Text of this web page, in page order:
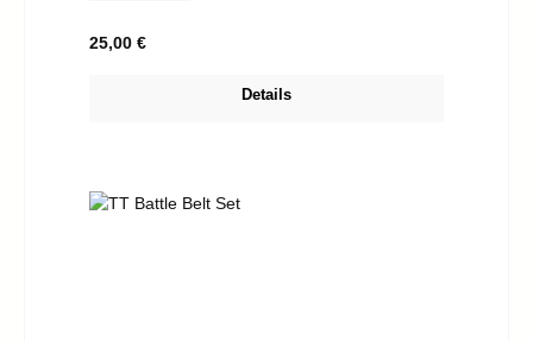
Regulärer Preis:
25,00 €
Details